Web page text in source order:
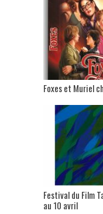
Foxes et Muriel
Festival du Film
au 10 avril